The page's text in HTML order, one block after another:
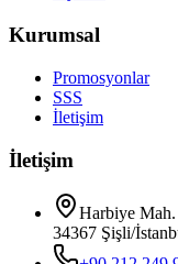
Kurumsal
Promosyonlar
SSS
İletişim
İletişim
Harbiye
34367 Şişli/